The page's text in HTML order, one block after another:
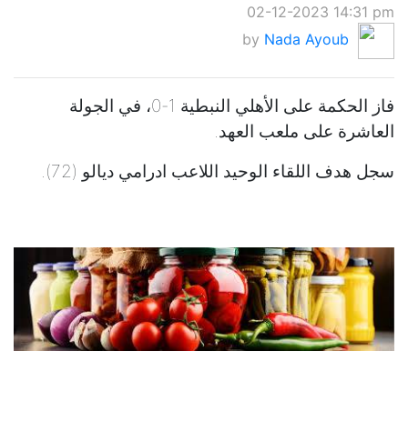
02-12-2023 14:31 pm
by Nada Ayoub
فاز الحكمة على الأهلي النبطية 1-0، في الجولة
العاشرة على ملعب العهد.
سجل هدف اللقاء الوحيد اللاعب ادرامي ديالو (72).